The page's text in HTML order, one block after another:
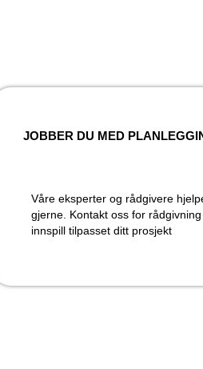
JOBBER DU MED
Våre eksperter og rådgivere
gjerne. Kontakt oss for rådgivning
innspill tilpasset ditt prosjekt